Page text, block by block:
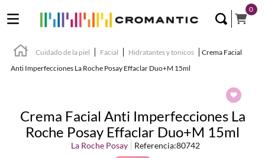
0
Cuidado de la piel Facial Hidratantes y tonicos
Crema Facial
Anti Imperfecciones La Roche Posay Effaclar Duo+M 15ml
Crema Facial Anti Imperfecciones La
Roche Posay Effaclar Duo+M 15ml
La Roche Posay Referencia:80742